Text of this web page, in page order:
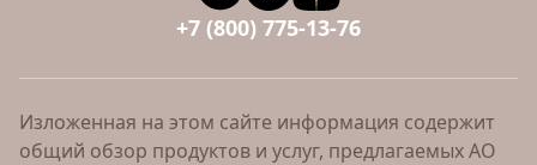
+7 (800) 775-13-76
Изложенная на этом сайте информация содержит
общий обзор продуктов и услуг, предлагаемых АО